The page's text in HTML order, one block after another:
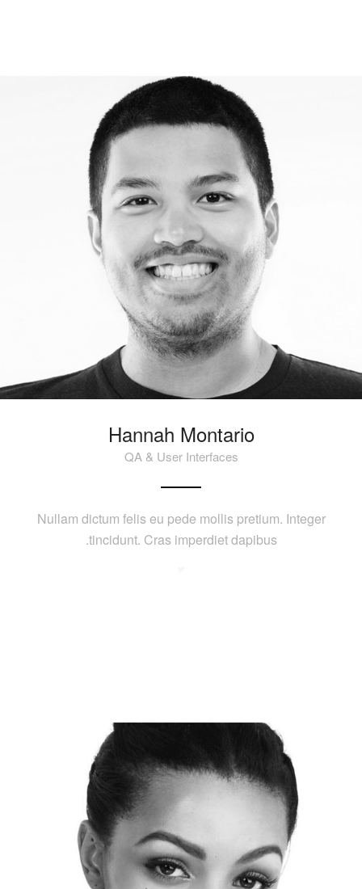
Hannah Montario
QA & User Interfaces
Nullam dictum felis eu pede mollis pretium. Integer
tincidunt. Cras imperdiet dapibus.